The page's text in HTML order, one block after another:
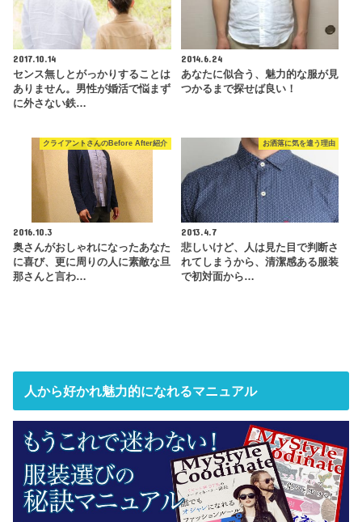
2017.10.14
センス無しとがっかりすることは
ありません。男性が婚活で悩まず
に外さない鉄…
2014.6.24
あなたに似合う、魅力的な服が見
つかるまで探せば良い！
クライアントさんのBefore After紹介
2016.10.3
奥さんがおしゃれになったあなた
に喜び、更に周りの人に素敵な旦
那さんと言わ…
お洒落に気を遣う理由
2013.4.7
悲しいけど、人は見た目で判断さ
れてしまうから、清潔感ある服装
で初対面から…
人から好かれ魅力的になれるマニュアル